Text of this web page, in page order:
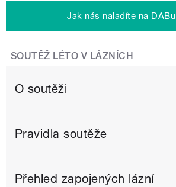
Jak nás naladíte na DABu
SOUTĚŽ LÉTO V LÁZNÍCH
O soutěži
Pravidla soutěže
Přehled zapojených lázní